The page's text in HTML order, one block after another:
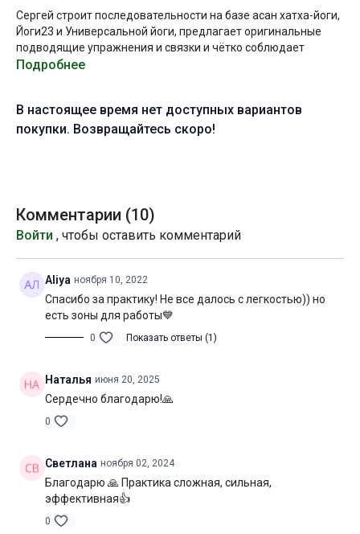
Сергей строит последовательности на базе асан хатха-йоги,
Йоги23 и Универсальной йоги, предлагает оригинальные
подводящие упражнения и связки и чётко соблюдает
ритмический рисунок с помощью метронома. Во время
В рамках этого занятия вы последовательно проработаете
Уровень подготовки: продвинутый (С)
Цель:проработка всего тела и гармонизация состояния
Специфика:
стато-динамическая практика общей
направленности
Нагрузка:средняя
Продолжительность:80 мин. (включая шавасану)
Подробнее
В настоящее время нет доступных вариантов
покупки. Возвращайтесь скоро!
Комментарии (10)
Войти , чтобы оставить комментарий
Aliya ноября 10, 2022
Спасибо за практику! Не все далось с легкостью)) но
есть зоны для работы💙
0 Показать ответы (1)
Наталья июня 20, 2025
Сердечно благодарю!🙏
0
Светлана ноября 02, 2024
Благодарю 🙏 Практика сложная, сильная,
эффективная👍
0